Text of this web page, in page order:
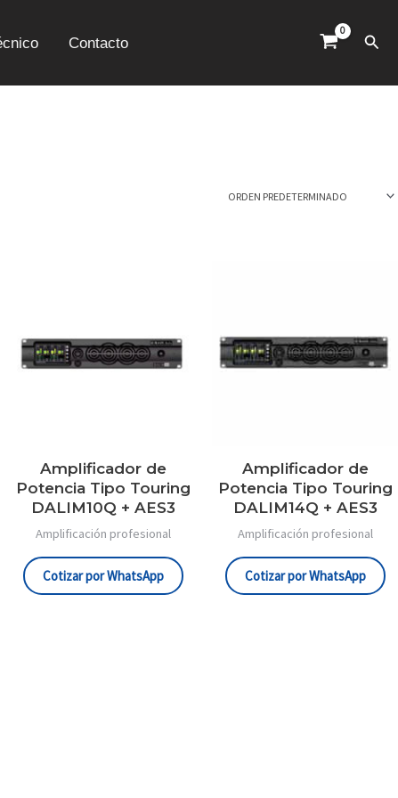
Contacto
Amplificador de
Potencia Tipo Touring
DALIM10Q + AES3
Amplificación profesional
Cotizar por WhatsApp
Amplificador de
Potencia Tipo Touring
DALIM14Q + AES3
Amplificación profesional
Cotizar por WhatsApp